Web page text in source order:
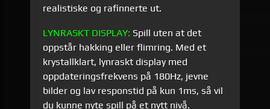
realistiske og rafinnerte ut.
LYNRASKT DISPLAY: Spill uten at det
oppstår hakking eller flimring. Med et
krystallklart, lynraskt display med
oppdateringsfrekvens på 180Hz, jevne
bilder og lav responstid på kun 1ms, så vil
du kunne nyte spill på et nytt nivå.